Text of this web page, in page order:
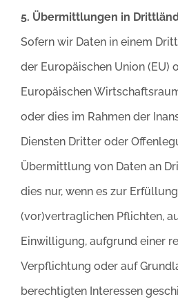
5. Übermittlungen in
Sofern wir Daten in einem
der Europäischen Union (EU)
Europäischen
oder dies im Rahmen der
Diensten Dritter oder
Übermittlung von Daten an
dies nur, wenn es zur
(vor)vertraglichen Pflichten,
Einwilligung, aufgrund einer
Verpflichtung oder auf
berechtigten Interessen